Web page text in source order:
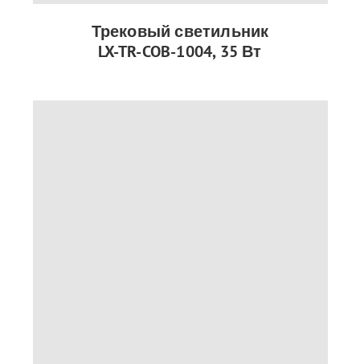
Трековый светильник
LX-TR-COB-1004, 35 Вт